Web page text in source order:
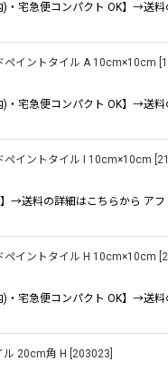
)・宅急便コンパクト OK】→送
ペイントタイル A 10cm×10cm
)・宅急便コンパクト OK】→送
ペイントタイル I 10cm×10cm
】→送料の詳細はこちらから ア
ペイントタイル H 10cm×10cm
)・宅急便コンパクト OK】→送
ル 20cm角 H 203023